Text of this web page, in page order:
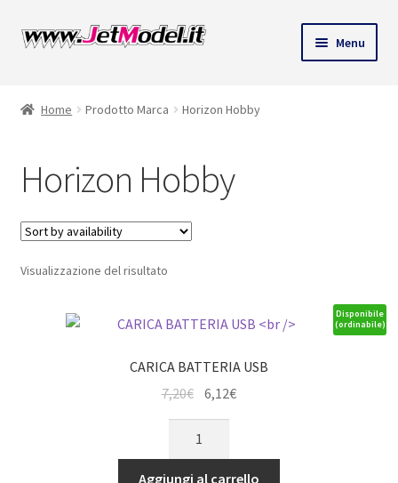
Vai
alla
Vai
Menu
Home Prodotto Marca Horizon Hobby
Horizon Hobby
Visualizzazione del risultato
Disponibile
(ordinabile)
CARICA BATTERIA USB
7,20€
prezzo
originale
era:
6,12€Il
è:
USB
Aggiungi al carrello